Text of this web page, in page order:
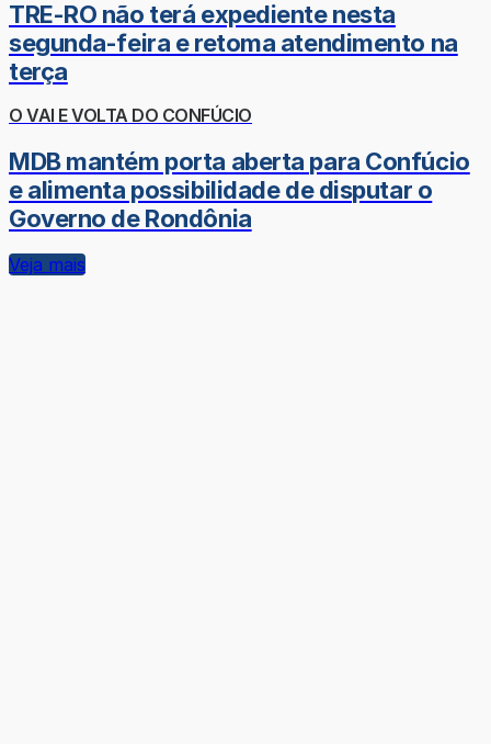
TRE-RO não terá expediente nesta
segunda-feira e retoma atendimento na
terça
O VAI E VOLTA DO CONFÚCIO
MDB mantém porta aberta para Confúcio
e alimenta possibilidade de disputar o
Governo de Rondônia
Veja mais